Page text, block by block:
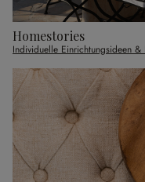
Homestories
Individuelle Einrichtungsideen